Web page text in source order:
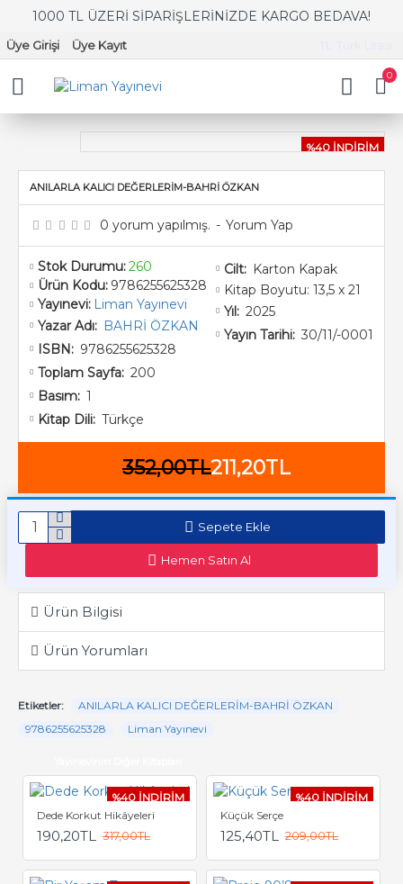
1000 TL ÜZERİ SİPARİŞLERİNİZDE KARGO BEDAVA!
Üye Girişi Üye Kayıt
0
%40 İNDİRİM
ANILARLA KALICI DEĞERLERİM-BAHRİ ÖZKAN
Stok Durumu:260
Ürün Kodu: 9786255625328
Yayınevi: Liman Yayınevi
Yazar Adı: BAHRİ ÖZKAN
ISBN: 9786255625328
Toplam Sayfa: 200
Basım: 1
Kitap Dili: Türkçe
Cilt: Karton Kapak
Kitap Boyutu: 13,5 x 21
Yıl: 2025
Yayın Tarihi: 30/11/-0001
0 yorum yapılmış. - Yorum Yap
211,20TL
352,00TL
Sepete Ekle
Hemen Satın Al
Ürün Bilgisi
Ürün Yorumları
Etiketler:
ANILARLA KALICI DEĞERLERİM-BAHRİ ÖZKAN
9786255625328
Liman Yayınevi
%40 İNDİRİM
Dede Korkut Hikâyeleri
190,20TL 317,00TL
%40 İNDİRİM
Küçük Serçe
125,40TL 209,00TL